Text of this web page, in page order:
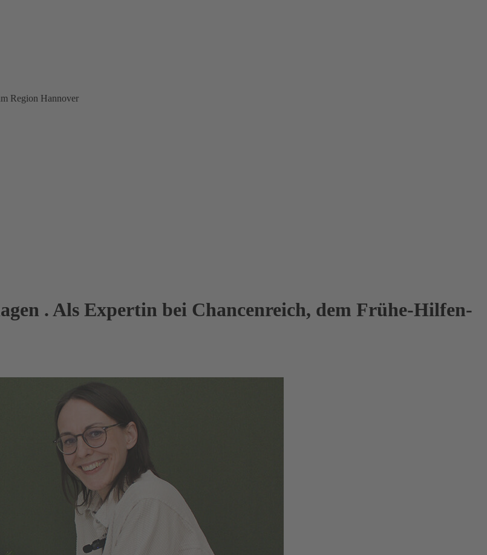
Region Hannover
.Als Expertin bei Chancenreich, dem Frühe-Hilfen-